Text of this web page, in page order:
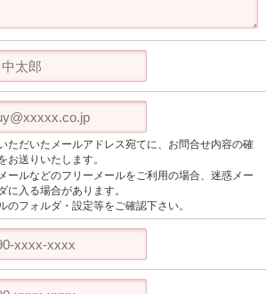
ただいたメールアドレス宛てに、お問合せ内容の確
お送りいたします。
ールなどのフリーメールをご利用の場合、迷惑メー
に入る場合があります。
のフォルダ・設定等をご確認下さい。